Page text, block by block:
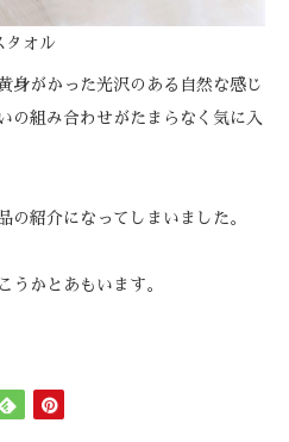
タオル
身がかった光沢のある自然な感じ
の組み合わせがたまらなく気に入
の紹介になってしまいました。
うかとあもいます。